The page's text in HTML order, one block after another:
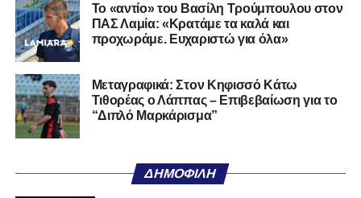
Το «αντίο» του Βασίλη Τρούμπουλου στον
ΠΑΣ Λαμία: «Κρατάμε τα καλά και
προχωράμε. Ευχαριστώ για όλα»
Μεταγραφικά: Στον Κηφισσό Κάτω
Τιθορέας ο Λάππας – Επιβεβαίωση για το
“Διπλό Μαρκάρισμα”
ΔΗΜΟΦΙΛΉ